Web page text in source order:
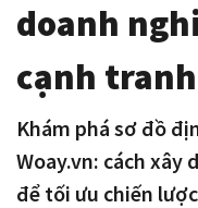
doanh
cạnh tranh
Khám phá sơ đồ
Woay.vn: cách
để tối ưu chiến